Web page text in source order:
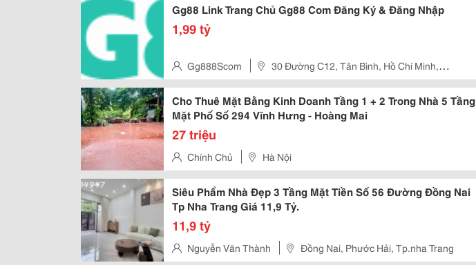
Gg88 Link Trang Chủ Gg88 Com Đăng Ký & Đăng Nhập
1,99 tỷ
Gg888Scom
30 Đường C12, Tân Bình, Hồ Chí Minh,
Vietnam
Cho Thuê Mặt Bằng Kinh Doanh Tầng 1 + 2 Trong Nhà 5 Tầng
Mặt Phố Số 294 Vĩnh Hưng - Hoàng Mai
27 triệu
Chính Chủ Hà Nội
Siêu Phẩm Nhà Đẹp 3 Tầng Mặt Tiền Số 56 Đường Đồng Nai
Tp Nha Trang Giá 11,9 Tỷ.
11,9 tỷ
Nguyễn Văn Thành Đồng Nai, Phước Hải, Tp.nha Trang